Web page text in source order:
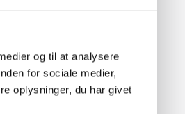
og til at analysere
for sociale medier,
oplysninger, du har givet